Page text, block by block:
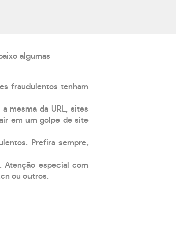
algumas
fraudulentos tenham
mesma da URL, sites
em um golpe de site
Prefira sempre,
Atenção especial com
ou outros.